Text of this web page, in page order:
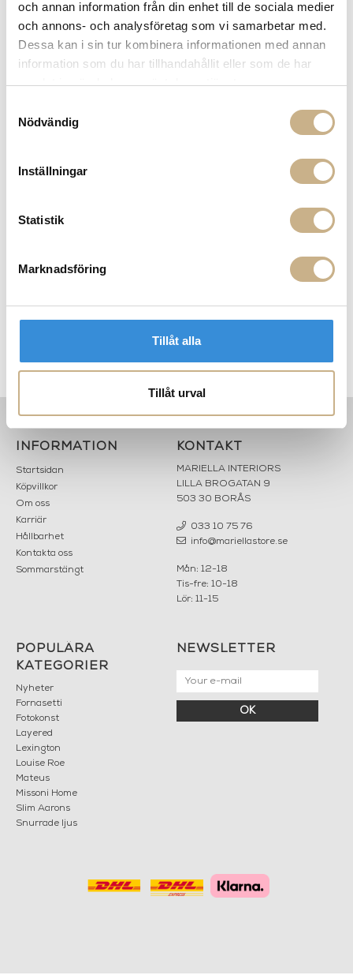
och annan information från din enhet till de sociala medier
och annons- och analysföretag som vi samarbetar med.
Dessa kan i sin tur kombinera informationen med annan
information som du har tillhandahållit eller som de har
samlat in när du har använt deras tjänster.
Nödvändig
Inställningar
Statistik
Marknadsföring
Tillåt alla
Tillåt urval
FRÅGA OSS OM PRODUKTEN
COLOR VARIANTS
INFORMATION
Startsidan
Köpvillkor
Om oss
Karriär
Hållbarhet
Kontakta oss
Sommarstängt
KONTAKT
MARIELLA INTERIORS
LILLA BROGATAN 9
503 30 BORÅS
033 10 75 76
info@mariellastore.se
Mån: 12-18
Tis-fre: 10-18
Lör: 11-15
POPULÄRA
KATEGORIER
Nyheter
Fornasetti
Fotokonst
Layered
Lexington
Louise Roe
Mateus
Missoni Home
Slim Aarons
Snurrade ljus
NEWSLETTER
OK